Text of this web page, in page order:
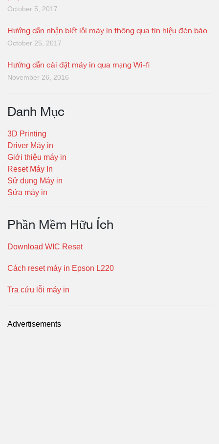
October 5, 2017
Hướng dẫn nhận biết lỗi máy in thông qua tín hiệu đèn báo
October 25, 2017
Hướng dẫn cài đặt máy in qua mạng Wi-fi
November 26, 2016
Danh Mục
3D Printing
Driver Máy in
Giới thiệu máy in
Reset Máy In
Sử dụng Máy in
Sửa máy in
Phần Mềm Hữu Ích
Download WIC Reset
Cách reset máy in Epson L220
Tra cứu lỗi máy in
Advertisements